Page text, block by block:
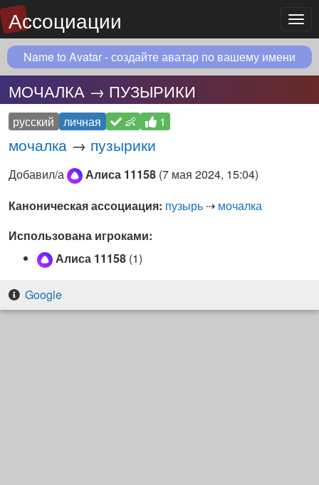
Ассоциации
Name to Avatar - создайте аватар по вашему имени
МОЧАЛКА → ПУЗЫРИКИ
русский личная 👶 1
мочалка → пузырики
Добавил/а Алиса 11158 (7 мая 2024, 15:04)
Каноническая ассоциация: пузырь ⇢ мочалка
Использована игроками:
Алиса 11158 (1)
Google